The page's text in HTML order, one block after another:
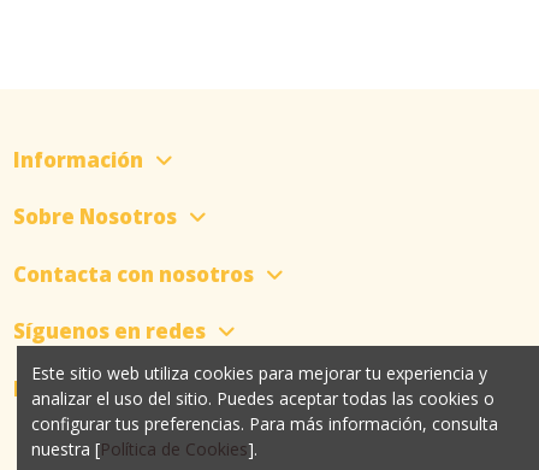
Información
Sobre Nosotros
Contacta con nosotros
Síguenos en redes
Newsletter
Este sitio web utiliza cookies para mejorar tu experiencia y
analizar el uso del sitio. Puedes aceptar todas las cookies o
configurar tus preferencias. Para más información, consulta
nuestra [Política de Cookies].